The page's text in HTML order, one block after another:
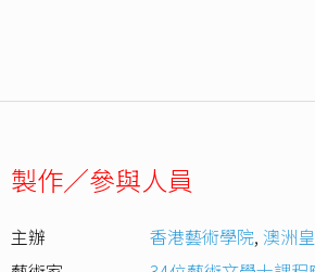
製作／參與人員
主辦 香港藝術學院,澳洲